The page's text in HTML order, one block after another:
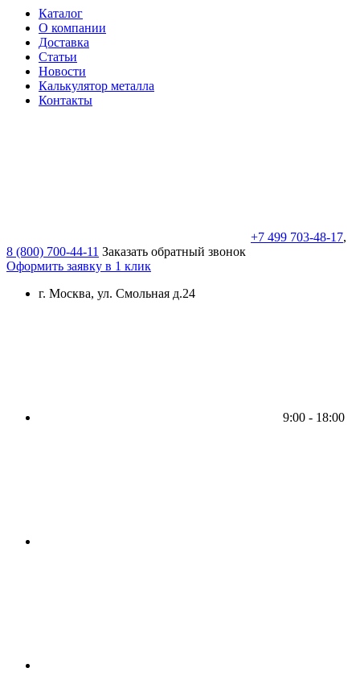
Каталог
О компании
Доставка
Статьи
Новости
Калькулятор металла
Контакты
+7 499 703-48-17,
8 (800) 700-44-11 Заказать обратный звонок
Оформить заявку в 1 клик
г. Москва, ул. Смольная д.24
9:00 - 18:00